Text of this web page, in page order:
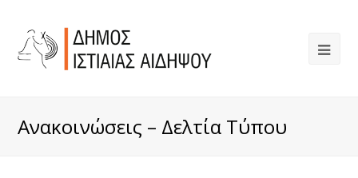
Ανακοινώσεις – Δελτία Τύπου